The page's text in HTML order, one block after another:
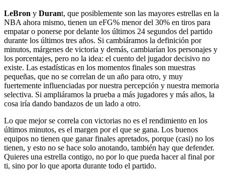
LeBron y Durant, que posiblemente son las mayores estrellas en la
NBA ahora mismo, tienen un eFG% menor del 30% en tiros para
empatar o ponerse por delante los últimos 24 segundos del partido
durante los últimos tres años. Si cambiáramos la definición por
minutos, márgenes de victoria y demás, cambiarían los personajes y
los porcentajes, pero no la idea: el cuento del jugador decisivo no
existe. Las estadísticas en los momentos finales son muestras
pequeñas, que no se correlan de un año para otro, y muy
fuertemente influenciadas por nuestra percepción y nuestra memoria
selectiva. Si ampliáramos la prueba a más jugadores y más años, la
cosa iría dando bandazos de un lado a otro.
Lo que mejor se correla con victorias no es el rendimiento en los
últimos minutos, es el margen por el que se gana. Los buenos
equipos no tienen que ganar finales apretados, porque (casi) no los
tienen, y esto no se hace solo anotando, también hay que defender.
Quieres una estrella contigo, no por lo que pueda hacer al final por
ti, sino por lo que aporta durante todo el partido.